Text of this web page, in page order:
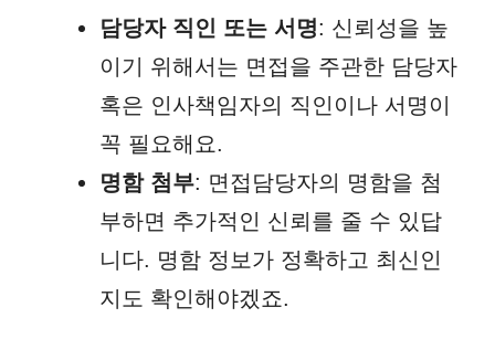
담당자 직인 또는 서명: 신뢰성을 높
이기 위해서는 면접을 주관한 담당자
혹은 인사책임자의 직인이나 서명이
꼭 필요해요.
명함 첨부: 면접담당자의 명함을 첨
부하면 추가적인 신뢰를 줄 수 있답
니다. 명함 정보가 정확하고 최신인
지도 확인해야겠죠.